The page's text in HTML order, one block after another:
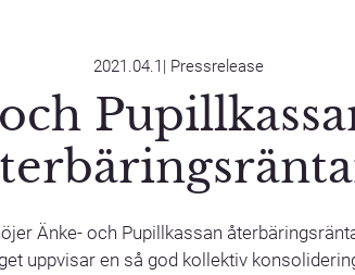
2021.04.1 | Pressrelease
Änke- och Pupillkassan
uppvisar en så god kollektiv